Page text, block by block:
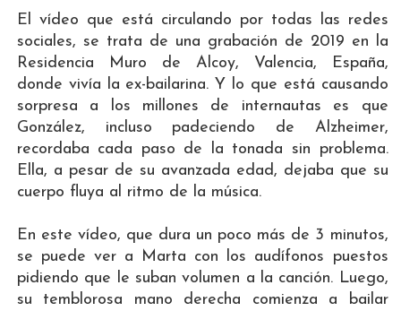
El vídeo que está circulando por todas las redes
sociales, se trata de una grabación de 2019 en la
Residencia Muro de Alcoy, Valencia, España,
donde vivía la ex-bailarina. Y lo que está causando
sorpresa a los millones de internautas es que
González, incluso padeciendo de Alzheimer,
recordaba cada paso de la tonada sin problema.
Ella, a pesar de su avanzada edad, dejaba que su
cuerpo fluya al ritmo de la música.
En este vídeo, que dura un poco más de 3 minutos,
se puede ver a Marta con los audífonos puestos
pidiendo que le suban volumen a la canción. Luego,
su temblorosa mano derecha comienza a bailar